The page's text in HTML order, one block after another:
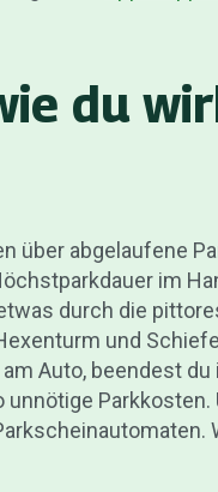
du
über abgelaufene
im
durch die
und
Auto, beendest du
Parkkosten.